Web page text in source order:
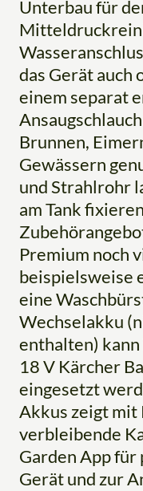
Unterbau für
das Gerät auch
einem separat
Brunnen,
Gewässern
und Strahlrohr
am Tank
Premium noch
beispielsweise
eine
Wechselakku
enthalten)
18 V Kärcher
eingesetzt
Akkus zeigt mit
verbleibende
Garden App für
Gerät und zur